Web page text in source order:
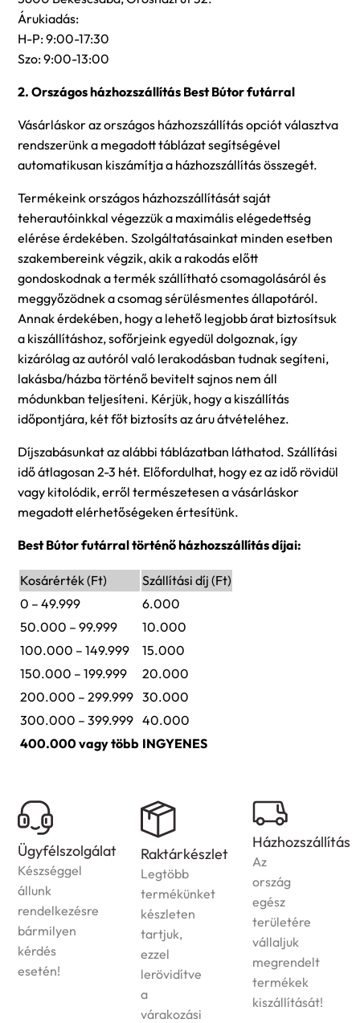
Árukiadás:
H-P: 9:00-17:30
Szo: 9:00-13:00
2. Országos házhozszállítás Best Bútor futárral
Vásárláskor az országos házhozszállítás opciót választva
rendszerünk a megadott táblázat segítségével
automatikusan kiszámítja a házhozszállítás összegét.
Termékeink országos házhozszállítását saját
teherautóinkkal végezzük a maximális elégedettség
elérése érdekében. Szolgáltatásainkat minden esetben
szakembereink végzik, akik a rakodás előtt
gondoskodnak a termék szállítható csomagolásáról és
meggyőzödnek a csomag sérülésmentes állapotáról.
Annak érdekében, hogy a lehető legjobb árat biztosítsuk
a kiszállításhoz, sofőrjeink egyedül dolgoznak, így
kizárólag az autóról való lerakodásban tudnak segíteni,
lakásba/házba történő bevitelt sajnos nem áll
módunkban teljesíteni. Kérjük, hogy a kiszállítás
időpontjára, két főt biztosíts az áru átvételéhez.
Díjszabásunkat az alábbi táblázatban láthatod. Szállítási
idő átlagosan 2-3 hét. Előfordulhat, hogy ez az idő rövidül
vagy kitolódik, erről természetesen a vásárláskor
megadott elérhetőségeken értesítünk.
Best Bútor futárral történő házhozszállítás díjai:
Kosárérték (Ft)
Szállítási díj (Ft)
0 – 49.999
6.000
50.000 – 99.999
10.000
100.000 – 149.999
15.000
150.000 – 199.999
20.000
200.000 – 299.999 30.000
300.000 – 399.999 40.000
400.000 vagy több INGYENES
Ügyfélszolgálat
Készséggel
állunk
rendelkezésre
bármilyen
kérdés
esetén!
Raktárkészlet
Legtöbb
termékünket
készleten
tartjuk,
ezzel
lerövidítve
a
várakozási
Házhozszállítás
Az
ország
egész
területére
vállaljuk
megrendelt
termékek
kiszállítását!